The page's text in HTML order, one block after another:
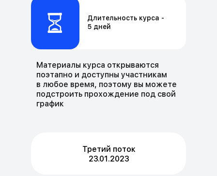
Длительность курса -
5 дней
Материалы курса открываются
поэтапно и доступны участникам
в любое время, поэтому вы можете
подстроить прохождение под свой
график
Третий поток
23.01.2023